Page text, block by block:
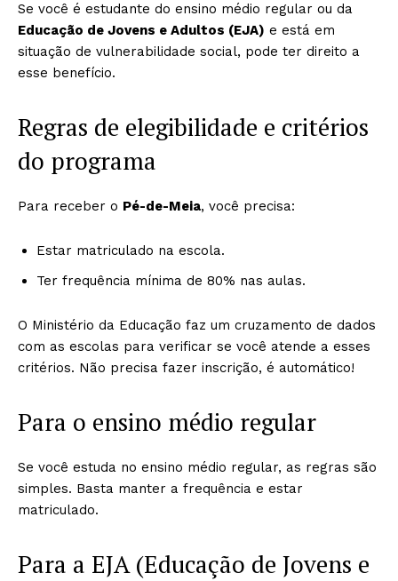
Se você é estudante do ensino médio regular ou da
Educação de Jovens e Adultos (EJA) e está em
situação de vulnerabilidade social, pode ter direito a
esse benefício.
Regras de elegibilidade e critérios
do programa
Para receber o Pé-de-Meia, você precisa:
Estar matriculado na escola.
Ter frequência mínima de 80% nas aulas.
O Ministério da Educação faz um cruzamento de dados
com as escolas para verificar se você atende a esses
critérios. Não precisa fazer inscrição, é automático!
Para o ensino médio regular
Se você estuda no ensino médio regular, as regras são
simples. Basta manter a frequência e estar
matriculado.
Para a EJA (Educação de Jovens e